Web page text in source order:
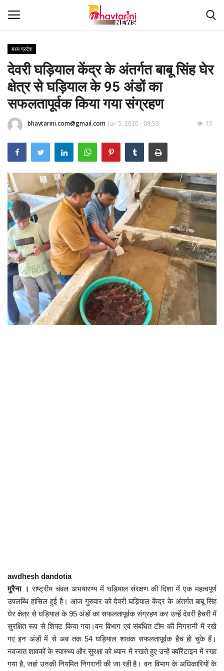
Home
संपर्क करें
Contact
हमारे बारे मेंं
देश
दुनिया
मध्य प्रदेश
छत्तीसगढ़
राजस्थान
पंजाब
उत्तराखंड
बिजनेस
राशिफल
संपर्क
मध्य प्रदेश
देवरी घड़ियाल केंद्र के अंतर्गत बाबू सिंह घेर
क्षेत्र से घड़ियाल के 95 अंडों का
सफलतापूर्वक किया गया संग्रहण
bhavtarini.com@gmail.com Jun 5, 2026 - 08:53 15
awdhesh dandotia
मुरैना । राष्ट्रीय चंबल अभयारण्य में घड़ियाल संरक्षण की दिशा में एक महत्वपूर्ण
उपलब्धि हासिल हुई है। आज गुरुवार को देवरी घड़ियाल केंद्र के अंतर्गत बाबू सिंह
घेर क्षेत्र से घड़ियाल के 95 अंडों का सफलतापूर्वक संग्रहण कर उन्हें देवरी हैचरी में
सुरक्षित रूप से शिफ्ट किया गया।वन विभाग एवं संबंधित टीम की निगरानी में रखे
गए इन अंडों में से अब तक 54 घड़ियाल शावक सफलतापूर्वक हैच हो चुके हैं।
नवजात शावकों के स्वास्थ्य और सुरक्षा को ध्यान में रखते हुए उन्हें क्वॉरेंटाइन में रखा
गया है, जहां उनकी नियमित निगरानी की जा रही है। वन विभाग के अधिकारियों के